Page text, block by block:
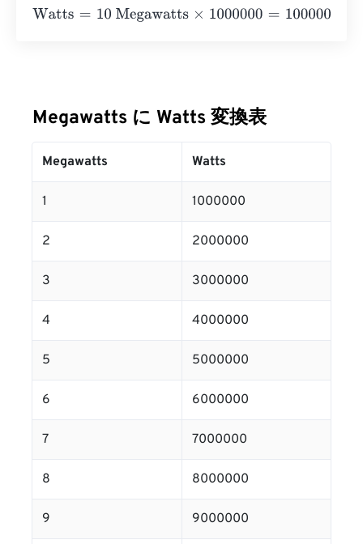
Watts= 10 Megawatts×1000000=10000000 Watts
Megawatts に Watts 変換表
Megawatts Watts
1 1000000
2 2000000
3 3000000
4 4000000
5 5000000
6 6000000
7 7000000
8 8000000
9 9000000